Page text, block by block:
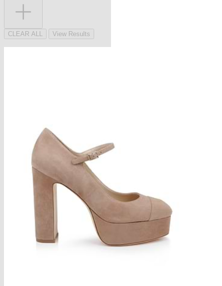
CLEAR ALL View Results